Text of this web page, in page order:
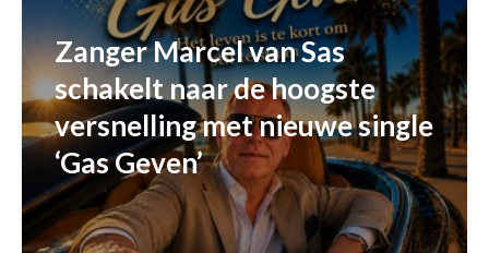
Zanger Marcel van Sas
schakelt naar de hoogste
versnelling met nieuwe single
‘Gas Geven’